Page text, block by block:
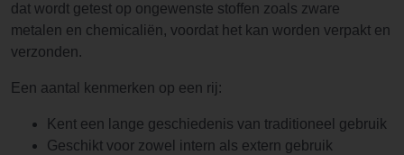
dat wordt getest op ongewenste stoffen zoals zware
metalen en chemicaliën, voordat het kan worden verpakt en
verzonden.
Een aantal kenmerken op een rij:
Kent een lange geschiedenis van traditioneel gebruik
Geschikt voor zowel intern als extern gebruik